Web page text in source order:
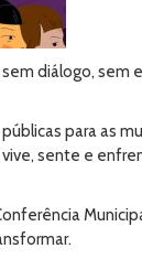
diálogo, sem
para as
sente e